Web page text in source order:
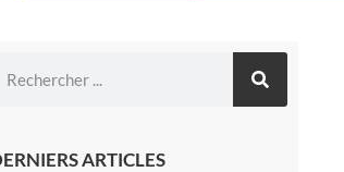
ARTICLES